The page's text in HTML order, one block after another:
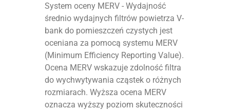
System oceny MERV - Wydajność
średnio wydajnych filtrów powietrza V-
bank do pomieszczeń czystych jest
oceniana za pomocą systemu MERV
(Minimum Efficiency Reporting Value).
Ocena MERV wskazuje zdolność filtra
do wychwytywania cząstek o różnych
rozmiarach. Wyższa ocena MERV
oznacza wyższy poziom skuteczności